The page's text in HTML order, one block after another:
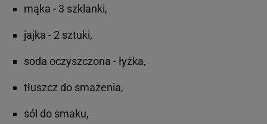
mąka - 3 szklanki,
jajka - 2 sztuki,
soda oczyszczona - łyżka,
tłuszcz do smażenia,
sól do smaku,